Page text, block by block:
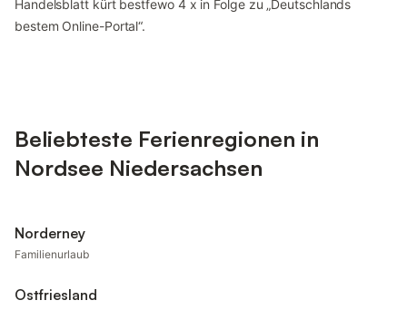
Handelsblatt kürt bestfewo 4 x in Folge zu „Deutschlands
bestem Online-Portal“.
Beliebteste Ferienregionen in
Nordsee Niedersachsen
Norderney
Familienurlaub
Ostfriesland